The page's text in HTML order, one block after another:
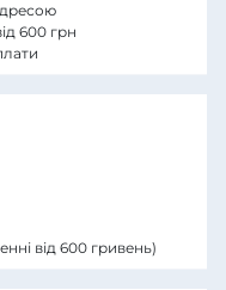
600 грн
від 600 гривень)